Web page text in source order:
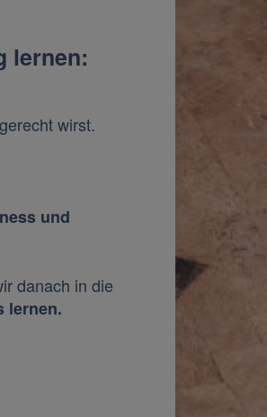
lernen:
wirst.
und
danach in die
lernen.